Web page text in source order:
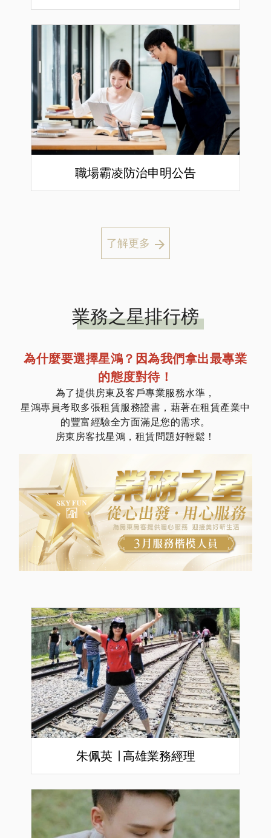
職場霸凌防治申明公告
了解更多
業務之星排行榜
為什麼要選擇星鴻？因為我們拿出最專業
的態度對待！
為了提供房東及客戶專業服務水準，
星鴻專員考取多張租賃服務證書，藉著在租賃產業中
的豐富經驗全方面滿足您的需求。
房東房客找星鴻，租賃問題好輕鬆！
朱佩英 ∣ 高雄業務經理